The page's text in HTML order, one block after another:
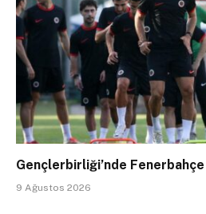
Gençlerbirliği’nde Fenerbahçe
9 Ağustos 2026